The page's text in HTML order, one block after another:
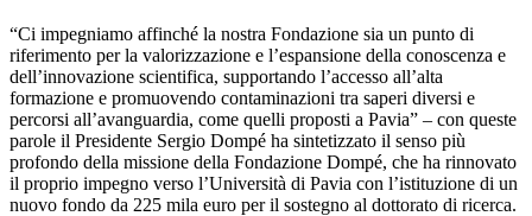
“Ci impegniamo affinché la nostra Fondazione sia un punto di
riferimento per la valorizzazione e l’espansione della conoscenza e
dell’innovazione scientifica, supportando l’accesso all’alta
formazione e promuovendo contaminazioni tra saperi diversi e
percorsi all’avanguardia, come quelli proposti a Pavia” – con queste
parole il Presidente Sergio Dompé ha sintetizzato il senso più
profondo della missione della Fondazione Dompé, che ha rinnovato
il proprio impegno verso l’Università di Pavia con l’istituzione di un
nuovo fondo da 225 mila euro per il sostegno al dottorato di ricerca.